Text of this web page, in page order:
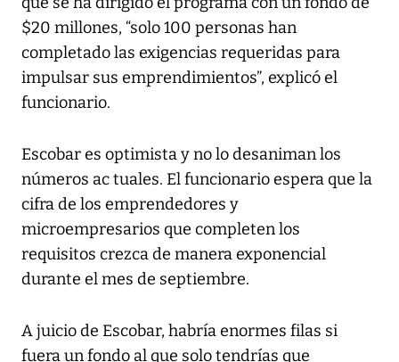
$20 millones, “solo 100 personas han
completado las exigencias requeridas para
impulsar sus emprendimientos”, explicó el
funcionario.
Escobar es optimista y no lo desaniman los
números ac tuales. El funcionario espera que la
cifra de los emprendedores y
microempresarios que completen los
requisitos crezca de manera exponencial
durante el mes de septiembre.
A juicio de Escobar, habría enormes filas si
fuera un fondo al que solo tendrías que